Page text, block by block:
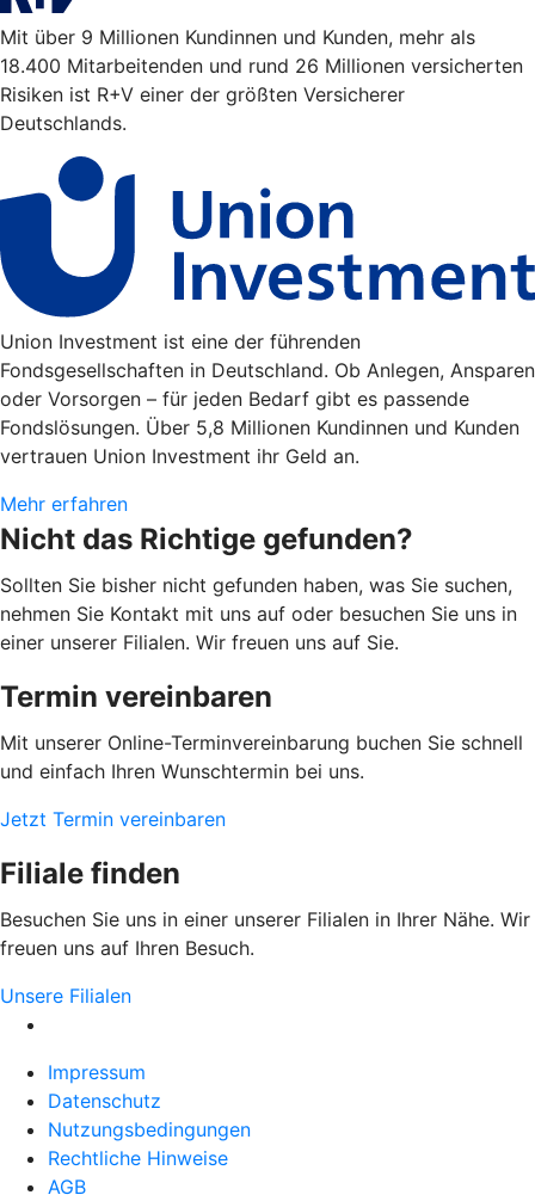
Mit über 9 Millionen Kundinnen und Kunden, mehr als
18.400 Mitarbeitenden und rund 26 Millionen versicherten
Risiken ist R+V einer der größten Versicherer
Deutschlands.
Union Investment ist eine der führenden
Fondsgesellschaften in Deutschland. Ob Anlegen, Ansparen
oder Vorsorgen – für jeden Bedarf gibt es passende
Fondslösungen. Über 5,8 Millionen Kundinnen und Kunden
vertrauen Union Investment ihr Geld an.
Mehr erfahren
Nicht das Richtige gefunden?
Sollten Sie bisher nicht gefunden haben, was Sie suchen,
nehmen Sie Kontakt mit uns auf oder besuchen Sie uns in
einer unserer Filialen. Wir freuen uns auf Sie.
Termin vereinbaren
Mit unserer Online-Terminvereinbarung buchen Sie schnell
und einfach Ihren Wunschtermin bei uns.
Jetzt Termin vereinbaren
Filiale finden
Besuchen Sie uns in einer unserer Filialen in Ihrer Nähe. Wir
freuen uns auf Ihren Besuch.
Unsere Filialen
Impressum
Datenschutz
Nutzungsbedingungen
Rechtliche Hinweise
AGB